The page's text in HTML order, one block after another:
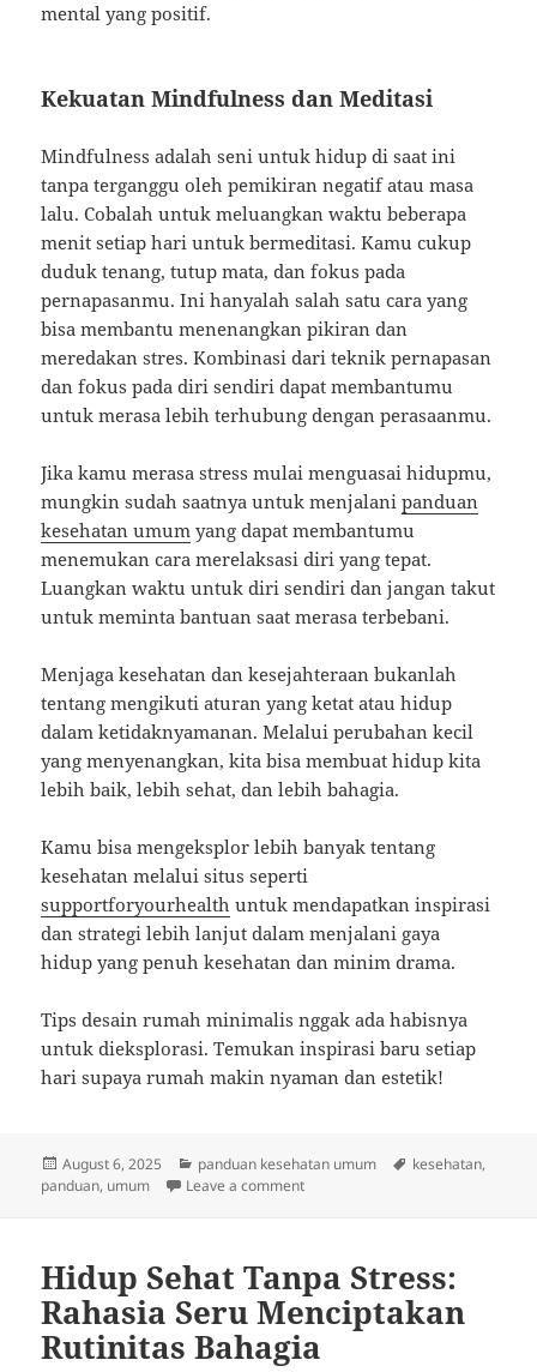
mental yang positif.
Kekuatan Mindfulness dan Meditasi
Mindfulness adalah seni untuk hidup di saat ini
tanpa terganggu oleh pemikiran negatif atau masa
lalu. Cobalah untuk meluangkan waktu beberapa
menit setiap hari untuk bermeditasi. Kamu cukup
duduk tenang, tutup mata, dan fokus pada
pernapasanmu. Ini hanyalah salah satu cara yang
bisa membantu menenangkan pikiran dan
meredakan stres. Kombinasi dari teknik pernapasan
dan fokus pada diri sendiri dapat membantumu
untuk merasa lebih terhubung dengan perasaanmu.
Jika kamu merasa stress mulai menguasai hidupmu,
mungkin sudah saatnya untuk menjalanipanduan
kesehatan umum yang dapat membantumu
menemukan cara merelaksasi diri yang tepat.
Luangkan waktu untuk diri sendiri dan jangan takut
untuk meminta bantuan saat merasa terbebani.
Menjaga kesehatan dan kesejahteraan bukanlah
tentang mengikuti aturan yang ketat atau hidup
dalam ketidaknyamanan. Melalui perubahan kecil
yang menyenangkan, kita bisa membuat hidup kita
lebih baik, lebih sehat, dan lebih bahagia.
Kamu bisa mengeksplor lebih banyak tentang
kesehatan melalui situs seperti
supportforyourhealth untuk mendapatkan inspirasi
dan strategi lebih lanjut dalam menjalani gaya
hidup yang penuh kesehatan dan minim drama.
Tips desain rumah minimalis nggak ada habisnya
untuk dieksplorasi. Temukan inspirasi baru setiap
hari supaya rumah makin nyaman dan estetik!
Posted
on
August 6, 2025 Categories
panduan kesehatan umum Tags
kesehatan,
panduan, umum Leave a commenton Hidup Sehat Tanpa Drama:
Hidup Sehat Tanpa Stress:
Rahasia Seru Menciptakan
Rutinitas Bahagia